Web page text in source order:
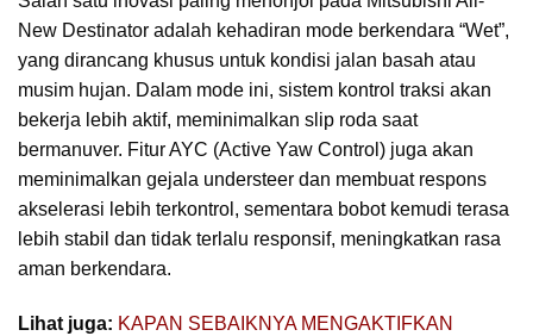
New Destinator adalah kehadiran mode berkendara “Wet”,
yang dirancang khusus untuk kondisi jalan basah atau
musim hujan. Dalam mode ini, sistem kontrol traksi akan
bekerja lebih aktif, meminimalkan slip roda saat
bermanuver. Fitur AYC (Active Yaw Control) juga akan
meminimalkan gejala understeer dan membuat respons
akselerasi lebih terkontrol, sementara bobot kemudi terasa
lebih stabil dan tidak terlalu responsif, meningkatkan rasa
aman berkendara.
Lihat juga: KAPAN SEBAIKNYA MENGAKTIFKAN